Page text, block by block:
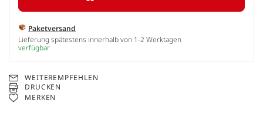
Paketversand
Lieferung spätestens innerhalb von 1-2 Werktagen
verfügbar
WEITEREMPFEHLEN
DRUCKEN
MERKEN